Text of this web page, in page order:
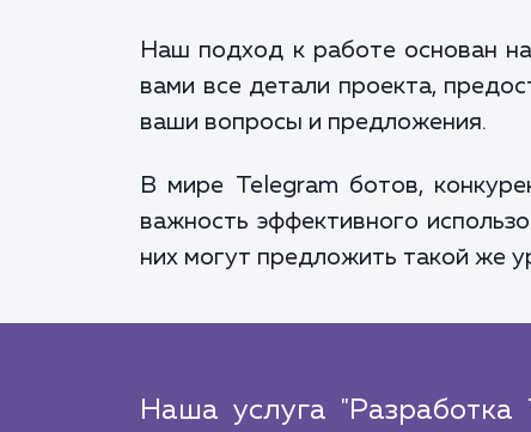
Наш подход к работе основан
вами все детали проекта,
ваши вопросы и предложения.
В мире Telegram ботов,
важность эффективного
них могут предложить такой же
Наша услуга